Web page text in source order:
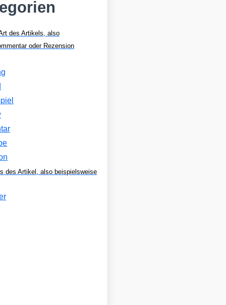
des Artikels, also
oder Rezension
des Artikel, also beispielsweise